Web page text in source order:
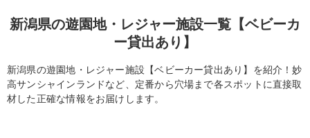
新潟県の遊園地・レジャー施設一覧【ベビーカ
ー貸出あり】
新潟県の遊園地・レジャー施設【ベビーカー貸出あり】を紹介！妙
高サンシャインランドなど、定番から穴場まで各スポットに直接取
材した正確な情報をお届けします。